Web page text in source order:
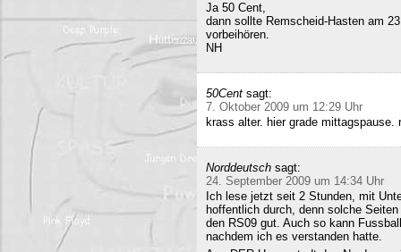
Ja 50 Cent,
dann sollte Remscheid-Hasten am
vorbeihören.
NH
50Cent sagt:
7. Oktober 2009 um 12:29 Uhr
krass alter. hier grade
Norddeutsch sagt:
24. September 2009 um 14:34 Uhr
Ich lese jetzt seit 2 Stunden, mit
hoffentlich durch, denn solche
den RS09 gut. Auch so kann
nachdem ich es verstanden hatte.